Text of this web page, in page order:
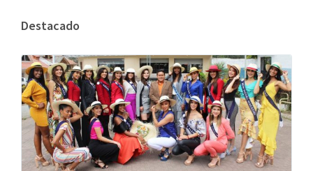
Destacado